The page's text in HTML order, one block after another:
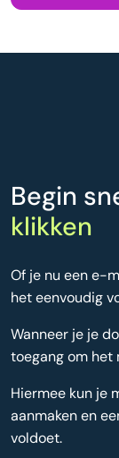
Begin
klikken
Of je nu een e-
het eenvoudig
Wanneer je je
toegang om het
Hiermee kun je
aanmaken en
voldoet.